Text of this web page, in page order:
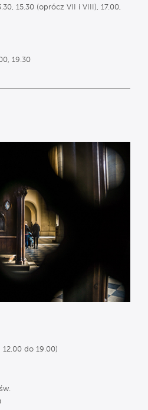
15.30 (oprócz VII i VIII), 17.00,
19.30
do 19.00)